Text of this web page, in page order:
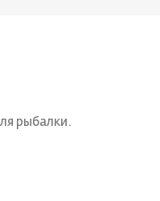
рыбалки.